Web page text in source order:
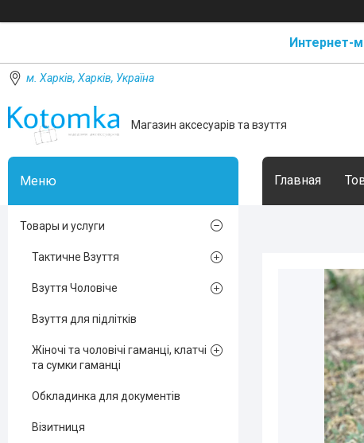
Интернет-
м. Харків, Харків, Україна
Магазин аксесуарів та взуття
Главная
Товары и услуги
Тактичне Взуття
Взуття Чоловіче
Взуття для підлітків
Жіночі та чоловічі гаманці, клатчі
та сумки гаманці
Обкладинка для документів
Візитниця